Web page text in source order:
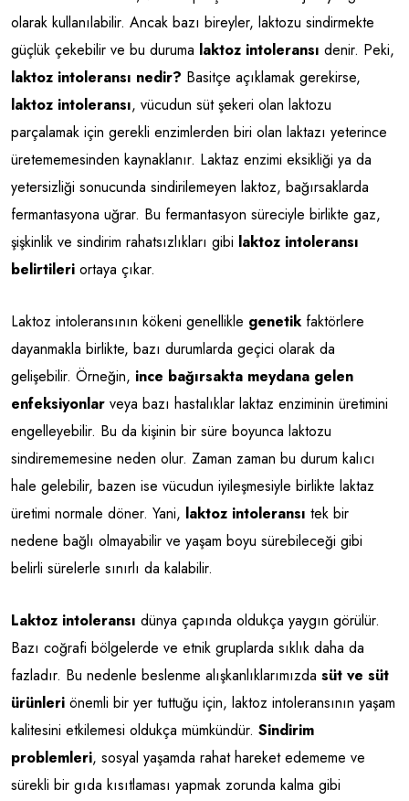
olarak kullanılabilir. Ancak bazı bireyler, laktozu sindirmekte
güçlük çekebilir ve bu duruma laktoz intoleransı denir. Peki,
laktoz intoleransı nedir? Basitçe açıklamak gerekirse,
laktoz intoleransı, vücudun süt şekeri olan laktozu
parçalamak için gerekli enzimlerden biri olan laktazı yeterince
üretememesinden kaynaklanır. Laktaz enzimi eksikliği ya da
yetersizliği sonucunda sindirilemeyen laktoz, bağırsaklarda
fermantasyona uğrar. Bu fermantasyon süreciyle birlikte gaz,
şişkinlik ve sindirim rahatsızlıkları gibi laktoz intoleransı
belirtileri ortaya çıkar.
Laktoz intoleransının kökeni genellikle genetikfaktörlere
dayanmakla birlikte, bazı durumlarda geçici olarak da
gelişebilir. Örneğin, ince bağırsakta meydana gelen
enfeksiyonlar veya bazı hastalıklar laktaz enziminin üretimini
engelleyebilir. Bu da kişinin bir süre boyunca laktozu
sindirememesine neden olur. Zaman zaman bu durum kalıcı
hale gelebilir, bazen ise vücudun iyileşmesiyle birlikte laktaz
üretimi normale döner. Yani, laktoz intoleransı tek bir
nedene bağlı olmayabilir ve yaşam boyu sürebileceği gibi
belirli sürelerle sınırlı da kalabilir.
Laktoz intoleransı dünya çapında oldukça yaygın görülür.
Bazı coğrafi bölgelerde ve etnik gruplarda sıklık daha da
fazladır. Bu nedenle beslenme alışkanlıklarımızda süt ve süt
ürünleri önemli bir yer tuttuğu için, laktoz intoleransının yaşam
kalitesini etkilemesi oldukça mümkündür. Sindirim
problemleri, sosyal yaşamda rahat hareket edememe ve
sürekli bir gıda kısıtlaması yapmak zorunda kalma gibi